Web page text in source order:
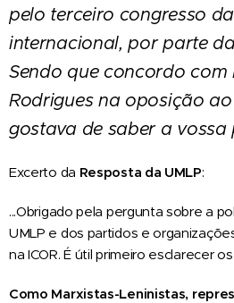
pelo terceiro congresso
internacional, por parte da
Sendo que concordo com
Rodrigues na oposição
gostava de saber a vossa
Excerto da Resposta da UMLP:
...Obrigado pela pergunta sobre a
UMLP e dos partidos e
na ICOR. É útil primeiro esclarecer
Como Marxistas-Leninistas,